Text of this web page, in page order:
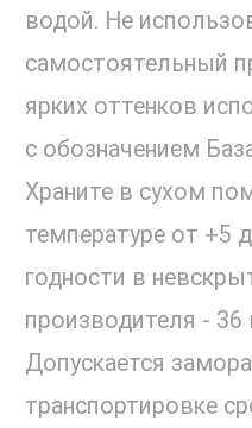
водой. Не
самостоятельный
ярких оттенков
с обозначением
Храните в сухом
температуре от +5
годности в
производителя - 36
Допускается
транспортировке